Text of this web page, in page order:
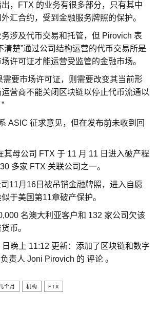
，FTX 的业务有很多部分，只有其中
汇合约，受到金融服务牌照的保护。
涉及代币交易和托管，但 Pirovich 表
清楚”通过公司结构运营的代币交易所是
许可证才能运营受监管的金融市场。
需要市场许可证，则需要改变其当前形
营商不能关闭区块链以停止代币流通以
ASIC 征求意见，但在发布前未收到回
其母公司 FTX 于 11 月 11 日进入破产程
多家 FTX 关联公司之一。
11月16日被吊销金融牌照，进入自愿
于美国第11章破产保护。
名澳大利亚客户和 132 家公司欠该
币。
晚上 11:12 更新：添加了区块链和数字
责人 Joni Pirovich 的 评论 。
个月 机构 FTX